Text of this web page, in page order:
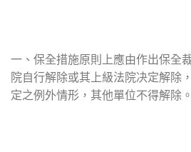
一、保全措施原則上應由作出保全
院自行解除或其上級法院决定解除
定之例外情形，其他單位不得解除。